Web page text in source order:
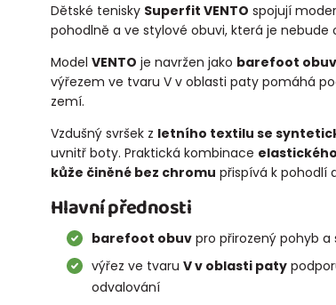
Dětské tenisky Superfit VENTO spojují
pohodlně a ve stylové obuvi, která je nebude
Model VENTO je navržen jako barefoot obuv
výřezem ve tvaru V v oblasti paty pomáhá
zemí.
Vzdušný svršek z letního textilu se
uvnitř boty. Praktická kombinace
kůže činěné bez chromu přispívá k pohodlí
Hlavní přednosti
barefoot obuvpro přirozený pohyb a
výřez ve tvaru V v oblasti paty
odvalování